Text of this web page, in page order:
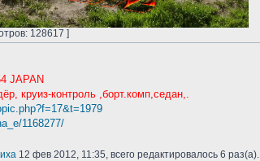
128617 ]
JAPAN
круиз-контроль ,борт.комп,седан,.
1168277/
12 фев 2012, 11:35, всего редактировалось 6 раз(а).